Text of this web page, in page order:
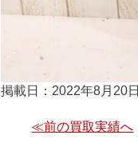
掲載日：2022年8月20日
≪前の買取実績へ